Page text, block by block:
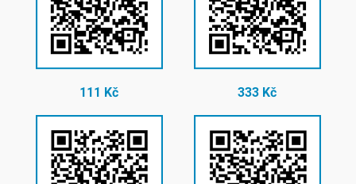
111 Kč 333 Kč